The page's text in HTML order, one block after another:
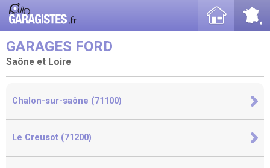
GARAGES FORD
Saône et Loire
Chalon-sur-saône (71100)
Le Creusot (71200)